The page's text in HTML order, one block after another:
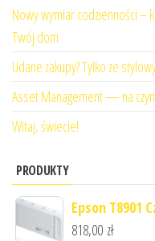
Nowy wymiar codzienności –
Twój dom
Udane zakupy? Tylko ze
Asset Management — na
Witaj, świecie!
PRODUKTY
Epson T8901
818,00 zł